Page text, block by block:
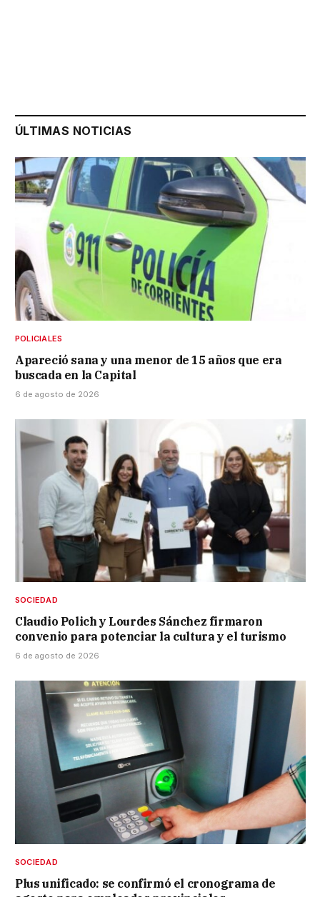
ÚLTIMAS NOTICIAS
POLICIALES
Apareció sana y una menor de 15 años que era
buscada en la Capital
6 de agosto de 2026
SOCIEDAD
Claudio Polich y Lourdes Sánchez firmaron
convenio para potenciar la cultura y el turismo
6 de agosto de 2026
SOCIEDAD
Plus unificado: se confirmó el cronograma de